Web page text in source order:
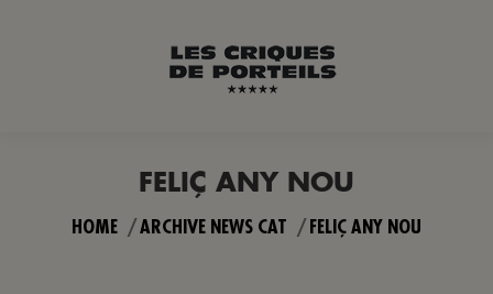
FELIÇ ANY NOU
You are here:
HOME ARCHIVE NEWS CAT FELIÇ ANY NOU